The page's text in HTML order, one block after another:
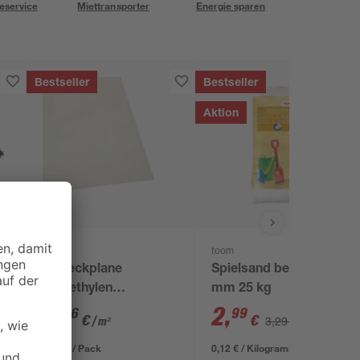
Miettransporter Energie sparen
Bestseller
B1
Abdeckplane
Polyethylen
transparent 4 x 5 m
06 €/ m²
1,29 € / Pack
Bestseller
Aktion
toom
Spielsand beige 0-2
mm 25 kg
2,99 € 3,29 €
0,12 € / Kilogramm